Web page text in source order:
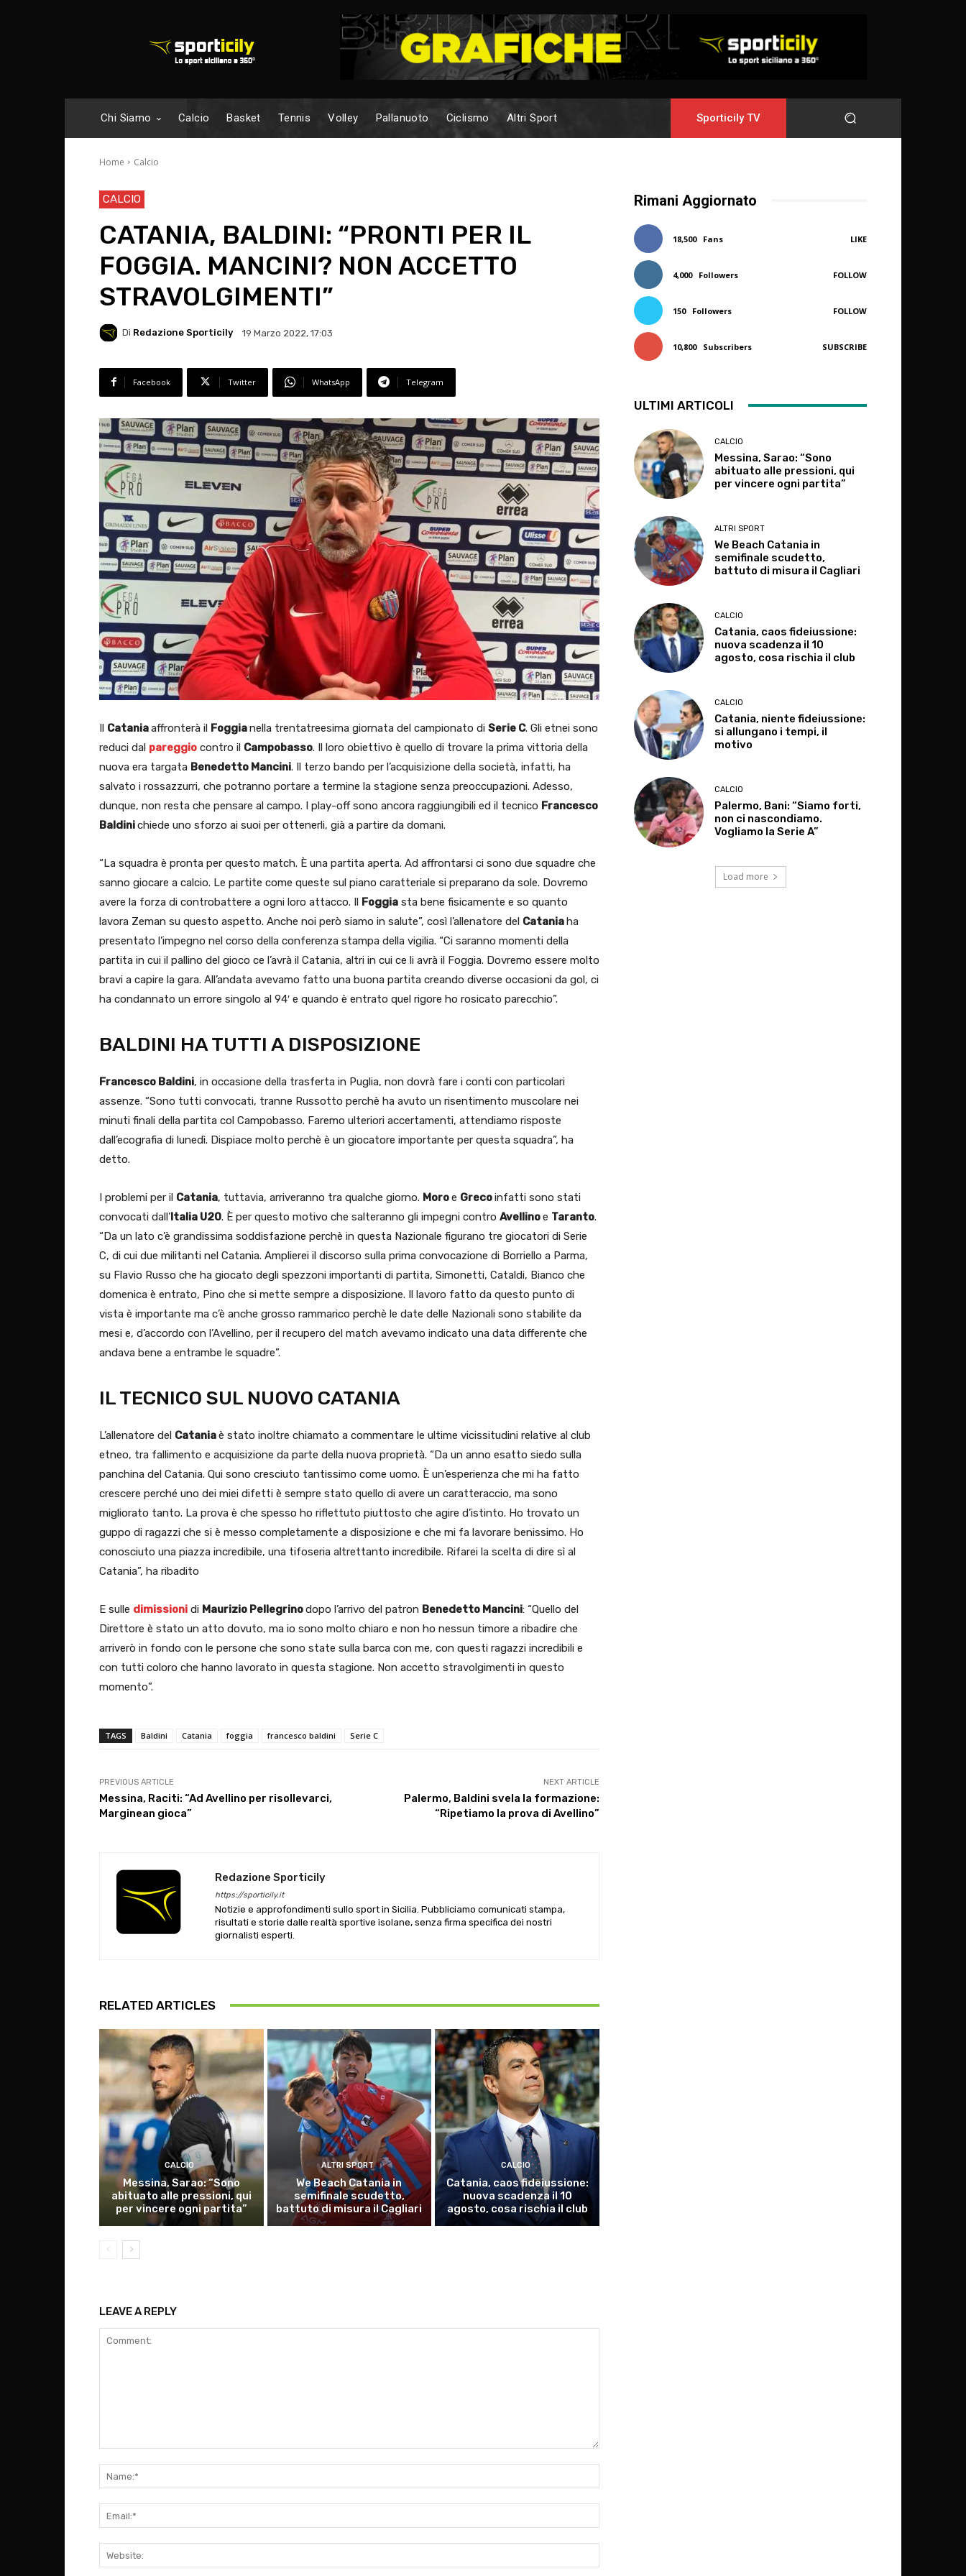
Chi Siamo Calcio Basket Tennis Volley Pallanuoto Ciclismo Altri Sport Sporticily TV
Home Calcio
CALCIO
CATANIA, BALDINI: “PRONTI PER IL
FOGGIA. MANCINI? NON ACCETTO
STRAVOLGIMENTI”
Di Redazione Sporticily 19 Marzo 2022, 17:03
Facebook Twitter WhatsApp Telegram
Il Cataniaaffronterà il Foggianella trentatreesima giornata del campionato di Serie C. Gli etnei sono
reduci dal pareggio contro il Campobasso. Il loro obiettivo è quello di trovare la prima vittoria della
nuova era targata Benedetto Mancini. Il terzo bando per l’acquisizione della società, infatti, ha
salvato i rossazzurri, che potranno portare a termine la stagione senza preoccupazioni. Adesso,
dunque, non resta che pensare al campo. I play-off sono ancora raggiungibili ed il tecnico Francesco
Baldinichiede uno sforzo ai suoi per ottenerli, già a partire da domani.
“La squadra è pronta per questo match. È una partita aperta. Ad affrontarsi ci sono due squadre che
sanno giocare a calcio. Le partite come queste sul piano caratteriale si preparano da sole. Dovremo
avere la forza di controbattere a ogni loro attacco. Il Foggia sta bene fisicamente e so quanto
lavora Zeman su questo aspetto. Anche noi però siamo in salute”, così l’allenatore del Cataniaha
presentato l’impegno nel corso della conferenza stampa della vigilia. “Ci saranno momenti della
partita in cui il pallino del gioco ce l’avrà il Catania, altri in cui ce li avrà il Foggia. Dovremo essere molto
bravi a capire la gara. All’andata avevamo fatto una buona partita creando diverse occasioni da gol, ci
ha condannato un errore singolo al 94′ e quando è entrato quel rigore ho rosicato parecchio”.
BALDINI HA TUTTI A DISPOSIZIONE
Francesco Baldini, in occasione della trasferta in Puglia, non dovrà fare i conti con particolari
assenze. “Sono tutti convocati, tranne Russotto perchè ha avuto un risentimento muscolare nei
minuti finali della partita col Campobasso. Faremo ulteriori accertamenti, attendiamo risposte
dall’ecografia di lunedì. Dispiace molto perchè è un giocatore importante per questa squadra”, ha
detto.
I problemi per il Catania, tuttavia, arriveranno tra qualche giorno. Moroe Grecoinfatti sono stati
convocati dall’Italia U20. È per questo motivo che salteranno gli impegni contro Avellinoe Taranto.
“Da un lato c’è grandissima soddisfazione perchè in questa Nazionale figurano tre giocatori di Serie
C, di cui due militanti nel Catania. Amplierei il discorso sulla prima convocazione di Borriello a Parma,
su Flavio Russo che ha giocato degli spezzoni importanti di partita, Simonetti, Cataldi, Bianco che
domenica è entrato, Pino che si mette sempre a disposizione. Il lavoro fatto da questo punto di
vista è importante ma c’è anche grosso rammarico perchè le date delle Nazionali sono stabilite da
mesi e, d’accordo con l’Avellino, per il recupero del match avevamo indicato una data differente che
andava bene a entrambe le squadre”.
IL TECNICO SUL NUOVO CATANIA
L’allenatore del Cataniaè stato inoltre chiamato a commentare le ultime vicissitudini relative al club
etneo, tra fallimento e acquisizione da parte della nuova proprietà. “Da un anno esatto siedo sulla
panchina del Catania. Qui sono cresciuto tantissimo come uomo. È un’esperienza che mi ha fatto
crescere perché uno dei miei difetti è sempre stato quello di avere un caratteraccio, ma sono
migliorato tanto. La prova è che spesso ho riflettuto piuttosto che agire d’istinto. Ho trovato un
guppo di ragazzi che si è messo completamente a disposizione e che mi fa lavorare benissimo. Ho
conosciuto una piazza incredibile, una tifoseria altrettanto incredibile. Rifarei la scelta di dire sì al
Catania”, ha ribadito
E sulle dimissioni di Maurizio Pellegrinodopo l’arrivo del patron Benedetto Mancini: “Quello del
Direttore è stato un atto dovuto, ma io sono molto chiaro e non ho nessun timore a ribadire che
arriverò in fondo con le persone che sono state sulla barca con me, con questi ragazzi incredibili e
con tutti coloro che hanno lavorato in questa stagione. Non accetto stravolgimenti in questo
momento”.
TAGS Baldini Catania foggia francesco baldini Serie C
PREVIOUS ARTICLE
Messina, Raciti: “Ad Avellino per risollevarci,
Marginean gioca”
NEXT ARTICLE
Palermo, Baldini svela la formazione:
“Ripetiamo la prova di Avellino”
Redazione Sporticily
https://sporticily.it
Notizie e approfondimenti sullo sport in Sicilia. Pubbliciamo comunicati stampa,
risultati e storie dalle realtà sportive isolane, senza firma specifica dei nostri
giornalisti esperti.
RELATED ARTICLES
CALCIO
Messina, Sarao: “Sono
abituato alle pressioni, qui
per vincere ogni partita”
ALTRI SPORT
We Beach Catania in
semifinale scudetto,
battuto di misura il Cagliari
CALCIO
Catania, caos fideiussione:
nuova scadenza il 10
agosto, cosa rischia il club
LEAVE A REPLY
Rimani Aggiornato
18,500 Fans LIKE
4,000 Followers FOLLOW
150 Followers FOLLOW
10,800 Subscribers SUBSCRIBE
ULTIMI ARTICOLI
CALCIO
Messina, Sarao: “Sono
abituato alle pressioni, qui
per vincere ogni partita”
ALTRI SPORT
We Beach Catania in
semifinale scudetto,
battuto di misura il Cagliari
CALCIO
Catania, caos fideiussione:
nuova scadenza il 10
agosto, cosa rischia il club
CALCIO
Catania, niente fideiussione:
si allungano i tempi, il
motivo
CALCIO
Palermo, Bani: “Siamo forti,
non ci nascondiamo.
Vogliamo la Serie A”
Load more